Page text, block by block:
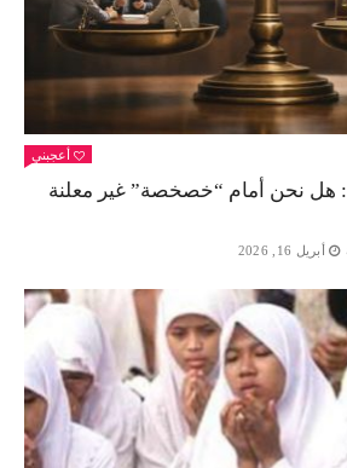
أعجبني
هل نحن أمام “خصخصة” غير معلنة
أبريل 16, 2026